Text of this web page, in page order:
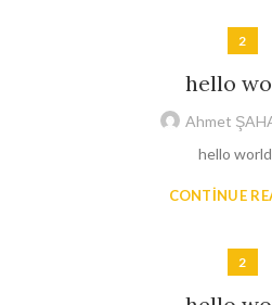
2
hello
Ahmet
hello
CONTINUE
2